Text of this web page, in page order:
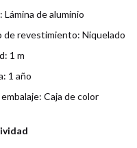
Lámina de aluminio
de revestimiento: Niquelado
1 m
1 año
Caja de color